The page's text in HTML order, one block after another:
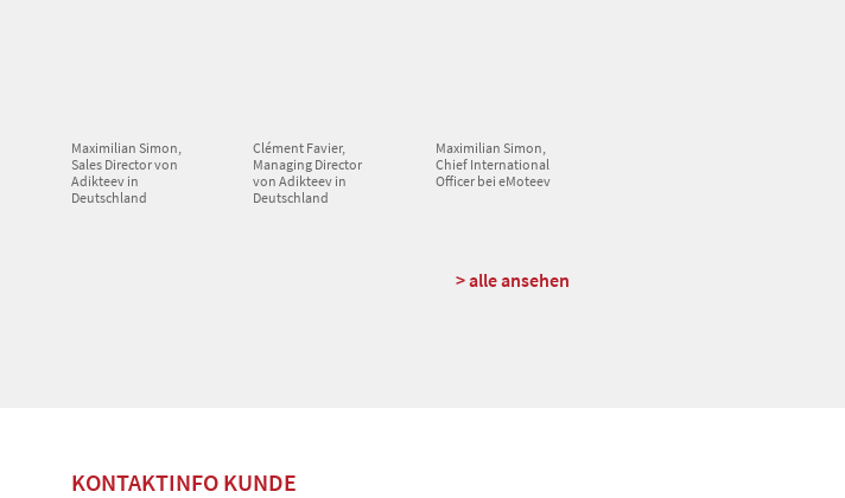
Maximilian Simon,
Sales Director von
Adikteev in
Deutschland
Clément Favier,
Managing Director
von Adikteev in
Deutschland
Maximilian Simon,
Chief International
Officer bei eMoteev
> alle ansehen
KONTAKTINFO KUNDE